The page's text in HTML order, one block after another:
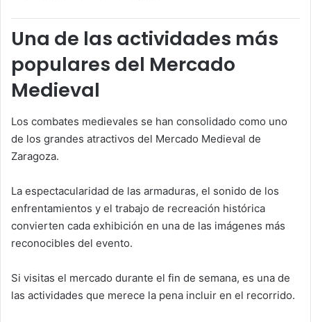
Una de las actividades más
populares del Mercado
Medieval
Los combates medievales se han consolidado como uno
de los grandes atractivos del Mercado Medieval de
Zaragoza.
La espectacularidad de las armaduras, el sonido de los
enfrentamientos y el trabajo de recreación histórica
convierten cada exhibición en una de las imágenes más
reconocibles del evento.
Si visitas el mercado durante el fin de semana, es una de
las actividades que merece la pena incluir en el recorrido.